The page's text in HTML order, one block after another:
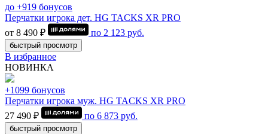
до +919 бонусов
Перчатки игрока дет. HG TACKS XR PRO
от 8 490 ₽
по 2 123 руб.
быстрый просмотр
В избранное
НОВИНКА
+1099 бонусов
Перчатки игрока муж. HG TACKS XR PRO
27 490 ₽
по 6 873 руб.
быстрый просмотр